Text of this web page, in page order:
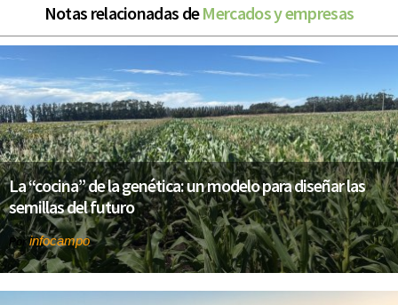
Notas relacionadas deMercados y empresas
La “cocina” de la genética: un modelo para diseñar las
semillas del futuro
Por infocampo